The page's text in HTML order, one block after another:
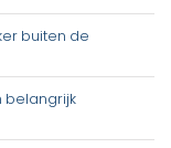
buiten de
belangrijk